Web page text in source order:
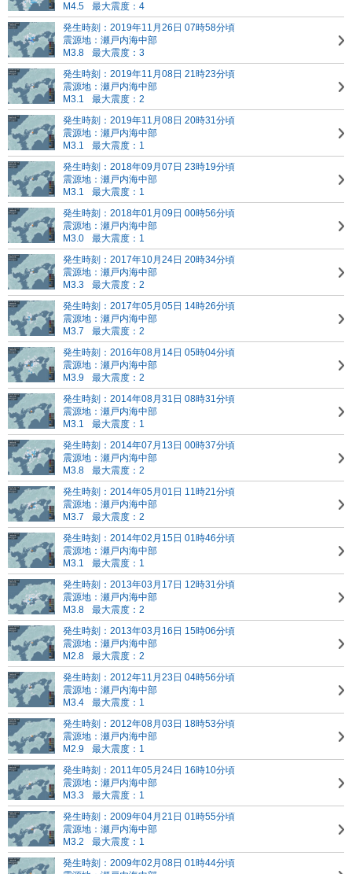
M4.5
最大震度：4
発生時刻：2019年11月26日 07時58分頃
震源地：瀬戸内海中部
M3.8
最大震度：3
発生時刻：2019年11月08日 21時23分頃
震源地：瀬戸内海中部
M3.1
最大震度：2
発生時刻：2019年11月08日 20時31分頃
震源地：瀬戸内海中部
M3.1
最大震度：1
発生時刻：2018年09月07日 23時19分頃
震源地：瀬戸内海中部
M3.1
最大震度：1
発生時刻：2018年01月09日 00時56分頃
震源地：瀬戸内海中部
M3.0
最大震度：1
発生時刻：2017年10月24日 20時34分頃
震源地：瀬戸内海中部
M3.3
最大震度：2
発生時刻：2017年05月05日 14時26分頃
震源地：瀬戸内海中部
M3.7
最大震度：2
発生時刻：2016年08月14日 05時04分頃
震源地：瀬戸内海中部
M3.9
最大震度：2
発生時刻：2014年08月31日 08時31分頃
震源地：瀬戸内海中部
M3.1
最大震度：1
発生時刻：2014年07月13日 00時37分頃
震源地：瀬戸内海中部
M3.8
最大震度：2
発生時刻：2014年05月01日 11時21分頃
震源地：瀬戸内海中部
M3.7
最大震度：2
発生時刻：2014年02月15日 01時46分頃
震源地：瀬戸内海中部
M3.1
最大震度：1
発生時刻：2013年03月17日 12時31分頃
震源地：瀬戸内海中部
M3.8
最大震度：2
発生時刻：2013年03月16日 15時06分頃
震源地：瀬戸内海中部
M2.8
最大震度：2
発生時刻：2012年11月23日 04時56分頃
震源地：瀬戸内海中部
M3.4
最大震度：1
発生時刻：2012年08月03日 18時53分頃
震源地：瀬戸内海中部
M2.9
最大震度：1
発生時刻：2011年05月24日 16時10分頃
震源地：瀬戸内海中部
M3.3
最大震度：1
発生時刻：2009年04月21日 01時55分頃
震源地：瀬戸内海中部
M3.2
最大震度：1
発生時刻：2009年02月08日 01時44分頃